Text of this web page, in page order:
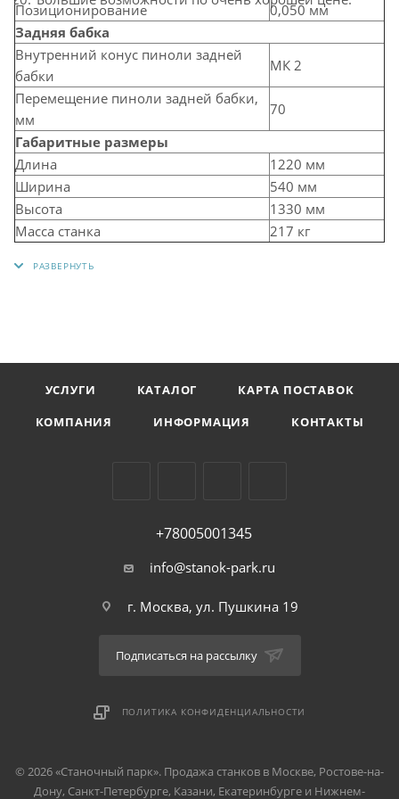
Позиционирование
0,050 мм
Задняя бабка
Внутренний конус пиноли задней
бабки
МК 2
Перемещение пиноли задней бабки,
мм
70
Габаритные размеры
Длина
1220 мм
Ширина
540 мм
Высота
1330 мм
Масса станка
217 кг
УСЛУГИ КАТАЛОГ
КАРТА ПОСТАВОК
КОМПАНИЯ
ИНФОРМАЦИЯ КОНТАКТЫ
+78005001345
info@stanok-park.ru
г. Москва, ул. Пушкина 19
Подписаться на рассылку
ПОЛИТИКА КОНФИДЕНЦИАЛЬНОСТИ
© 2026 «Станочный парк». Продажа станков в Москве, Ростове-на-
Дону, Санкт-Петербурге, Казани, Екатеринбурге и Нижнем-